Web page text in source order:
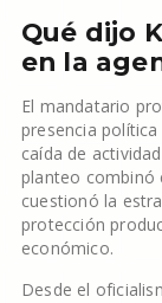
Qué dijo
en la
El mandatario
presencia
caída de
planteo combinó
cuestionó la
protección
económico.
Desde el